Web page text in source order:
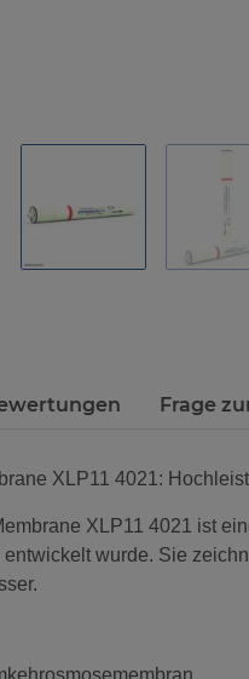
Frage
XLP11 4021:
XLP11 4021 ist
wurde. Sie